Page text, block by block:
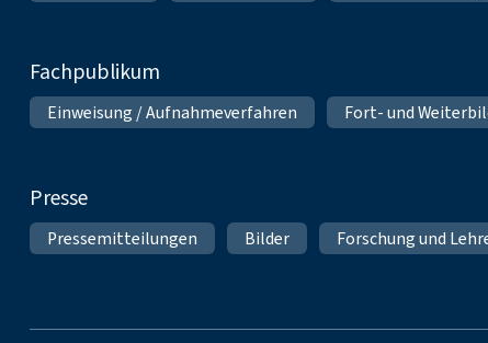
Fachpublikum
Einweisung / Aufnahmeverfahren Fort- und
Presse
Pressemitteilungen Bilder Forschung und